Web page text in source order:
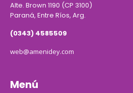
Alte. Brown 1190 (CP 3100)
Paraná, Entre Ríos, Arg.
(0343) 4585509
web@amenidey.com
Menú